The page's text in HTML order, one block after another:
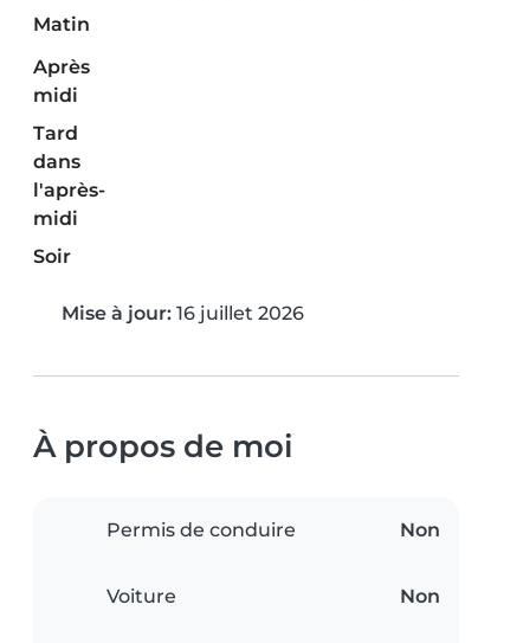
Matin
Après
midi
Tard
dans
l'après-
midi
Soir
Mise à jour: 16 juillet 2026
À propos de moi
Permis de conduire Non
Voiture Non